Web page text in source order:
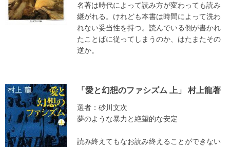
名著は時代によって読み方が変わっても読み
継がれる。けれども本書は時間によって洗わ
れない妥当性を持つ。読んでいる側が書かれ
たことばに従ってしまうのか、はたまたその
逆か。
「愛と幻想のファシズム 上」 村上龍著
選者：砂川文次
夢のような暴力と絶望的な安定
読み終えてもなお読み終えることができない